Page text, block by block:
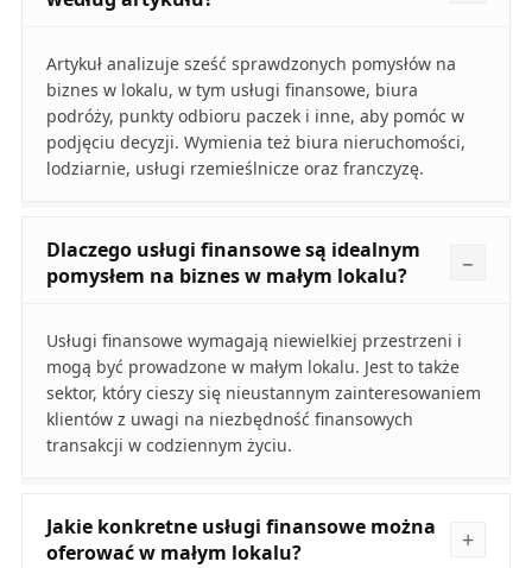
Artykuł analizuje sześć sprawdzonych pomysłów na
biznes w lokalu, w tym usługi finansowe, biura
podróży, punkty odbioru paczek i inne, aby pomóc w
podjęciu decyzji. Wymienia też biura nieruchomości,
lodziarnie, usługi rzemieślnicze oraz franczyzę.
Dlaczego usługi finansowe są idealnym
pomysłem na biznes w małym lokalu?
Usługi finansowe wymagają niewielkiej przestrzeni i
mogą być prowadzone w małym lokalu. Jest to także
sektor, który cieszy się nieustannym zainteresowaniem
klientów z uwagi na niezbędność finansowych
transakcji w codziennym życiu.
Jakie konkretne usługi finansowe można
oferować w małym lokalu?